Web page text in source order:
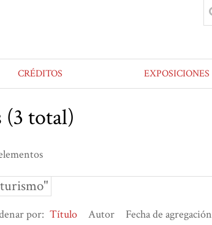
CRÉDITOS EXPOSICIONES
(3 total)
por: Título Autor Fecha de agregación